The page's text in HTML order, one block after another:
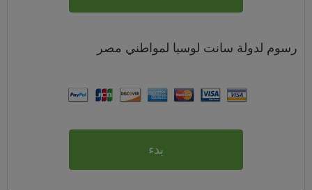
رسوم لدولة سانت لوسيا لمواطني مصر
بدء